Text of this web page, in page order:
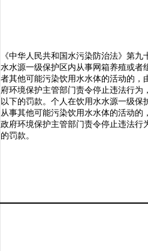
《中华人民共和国水污染防治法》第
水水源一级保护区内从事网箱养殖或者
者其他可能污染饮用水水体的活动的，
府环境保护主管部门责令停止违法行为
以下的罚款。个人在饮用水水源一级保
从事其他可能污染饮用水水体的活动的
政府环境保护主管部门责令停止违法行
的罚款。